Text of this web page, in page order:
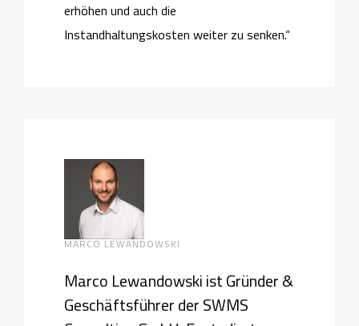
erhöhen und auch die
Instandhaltungskosten weiter zu senken.“
MARCO LEWANDOWSKI
Marco Lewandowski ist Gründer &
Geschäftsführer der SWMS